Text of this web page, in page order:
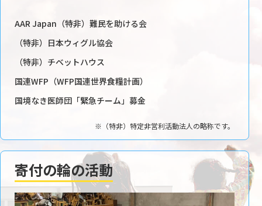
AAR Japan（特非）難民を助ける会
（特非）日本ウィグル協会
（特非）チベットハウス
国連WFP（WFP国連世界食糧計画）
国境なき医師団「緊急チーム」募金
※（特非）特定非営利活動法人の略称です。
寄付の輪の活動